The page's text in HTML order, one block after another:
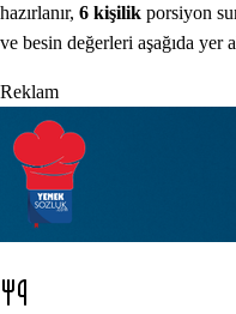
hazırlanır, 6 kişilik porsiyon
ve besin değerleri aşağıda yer
Reklam